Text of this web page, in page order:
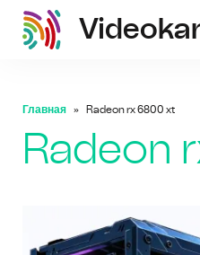
Главная Radeon rx 6800 xt
Radeon